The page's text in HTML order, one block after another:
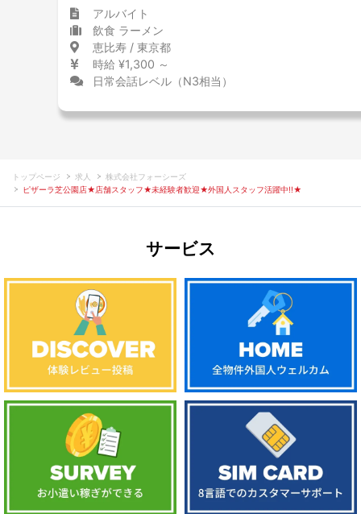
アルバイト
飲食 ラーメン
恵比寿 / 東京都
時給 ¥1,300 ～
日常会話レベル（N3相当）
トップページ 求人
株式会社フォーシーズ
ピザーラ芝公園店★店舗スタッフ★未経験者歓迎★外国人スタッフ活躍中!!★
サービス